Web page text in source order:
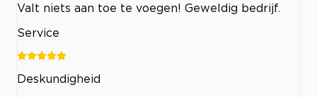
Valt niets aan toe te voegen! Geweldig bedrijf.
Service
Deskundigheid